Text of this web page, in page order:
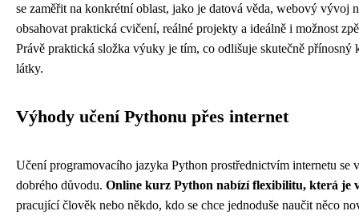
se zaměřit na konkrétní oblast, jako je datová věda, webový
obsahovat praktická cvičení, reálné projekty a ideálně i možnost
Právě praktická složka výuky je tím, co odlišuje skutečně
látky.
Výhody učení Pythonu přes internet
Učení programovacího jazyka Python prostřednictvím internetu se
dobrého důvodu. Online kurz Python nabízí flexibilitu, která je
pracující člověk nebo někdo, kdo se chce jednoduše naučit něco